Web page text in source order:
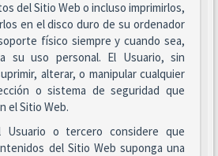
del Sitio Web o incluso imprimirlos,
en el disco duro de su ordenador
físico siempre y cuando sea,
su uso personal. El Usuario, sin
alterar, o manipular cualquier
o sistema de seguridad que
el Sitio Web.
o tercero considere que
del Sitio Web suponga una